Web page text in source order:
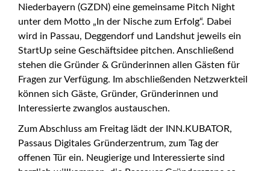
Niederbayern (GZDN) eine gemeinsame Pitch Night
unter dem Motto „In der Nische zum Erfolg“. Dabei
wird in Passau, Deggendorf und Landshut jeweils ein
StartUp seine Geschäftsidee pitchen. Anschließend
stehen die Gründer & Gründerinnen allen Gästen für
Fragen zur Verfügung. Im abschließenden Netzwerkteil
können sich Gäste, Gründer, Gründerinnen und
Interessierte zwanglos austauschen.
Zum Abschluss am Freitag lädt der INN.KUBATOR,
Passaus Digitales Gründerzentrum, zum Tag der
offenen Tür ein. Neugierige und Interessierte sind